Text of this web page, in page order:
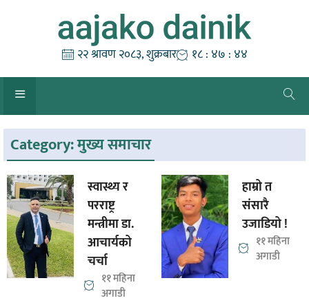
२२ श्रावण २०८३, शुक्रबार १८ : ४७ : ४४
Category:मुख्य समाचार
स्वास्थ्य र
परराष्ट्र
मन्त्रीमा डा.
आचार्यको
चर्चा
११ महिना
अगाडी
हाम्रो त
संसारै
उजाडियो !
११ महिना
अगाडी